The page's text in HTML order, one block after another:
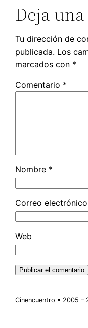
Deja
Tu dirección de
publicada. Los
marcados con *
Comentario *
Nombre *
Correo electrónico
Web
Cinencuentro • 2005